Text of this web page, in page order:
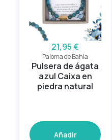
21,95 €
Paloma de Bahia
Pulsera de ágata
azul Caixa en
piedra natural
Añadir